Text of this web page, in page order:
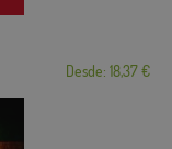
Desde: 18,37 €